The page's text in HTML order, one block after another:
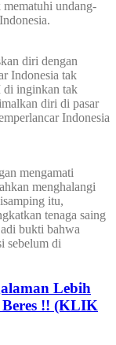
undang-
diri dengan
Indonesia tak
di inginkan tak
diri di pasar
Indonesia
mengamati
menghalangi
itu,
tenaga saing
bukti bahwa
sebelum di
Lebih
!! (KLIK